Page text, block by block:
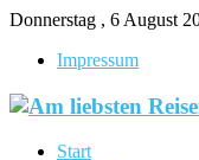
Donnerstag , 6 August
Impressum
Start